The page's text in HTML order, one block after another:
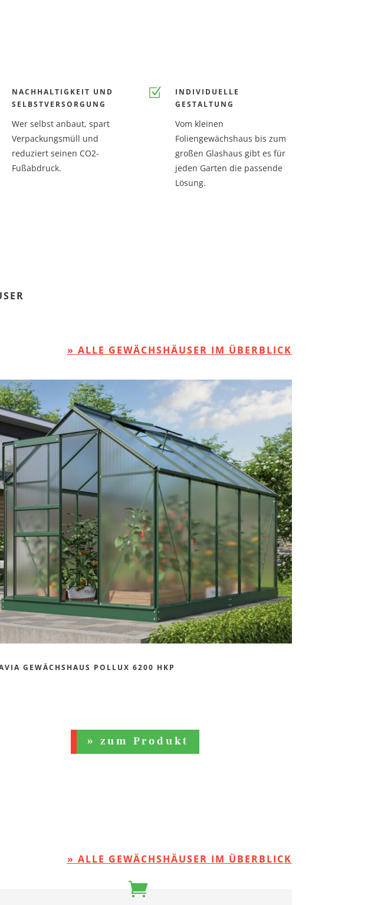
NACHHALTIGKEIT UND
SELBSTVERSORGUNG
Wer selbst anbaut, spart
Verpackungsmüll und
reduziert seinen CO2-
Fußabdruck.
Z
INDIVIDUELLE
GESTALTUNG
Vom kleinen
Foliengewächshaus bis zum
großen Glashaus gibt es für
jeden Garten die passende
Lösung.
» ALLE GEWÄCHSHÄUSER IM ÜBERBLICK
GEWÄCHSHAUS POLLUX 6200 HKP
» zum Produkt
» ALLE GEWÄCHSHÄUSER IM ÜBERBLICK